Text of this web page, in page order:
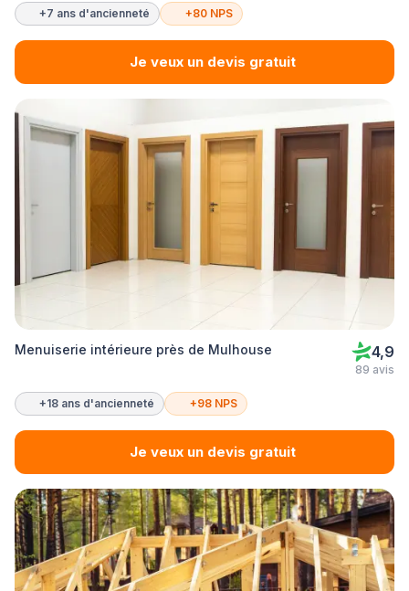
+7 ans d'ancienneté +80 NPS
Je veux un devis gratuit
Menuiserie intérieure près de Mulhouse 4,9
89 avis
+18 ans d'ancienneté +98 NPS
Je veux un devis gratuit